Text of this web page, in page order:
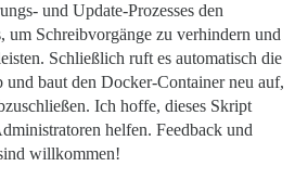
und Update-Prozesses den
um Schreibvorgänge zu verhindern und
Schließlich ruft es automatisch die
und baut den Docker-Container neu auf,
Ich hoffe, dieses Skript
helfen. Feedback und
willkommen!